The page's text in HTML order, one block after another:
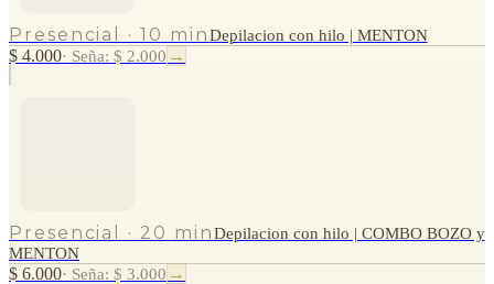
Presencial · 10 minDepilacion con hilo | MENTON
$ 4.000· Seña: $ 2.000 →
Presencial · 20 minDepilacion con hilo | COMBO BOZO y
MENTON
$ 6.000· Seña: $ 3.000 →